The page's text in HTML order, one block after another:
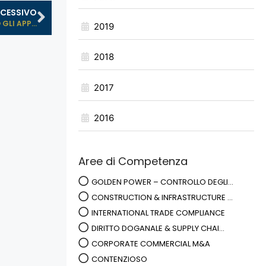
GLI APP... 2019
2018
2017
2016
Aree di Competenza
GOLDEN POWER – CONTROLLO DEGLI...
CONSTRUCTION & INFRASTRUCTURE ...
INTERNATIONAL TRADE COMPLIANCE
DIRITTO DOGANALE & SUPPLY CHAI...
CORPORATE COMMERCIAL M&A
CONTENZIOSO